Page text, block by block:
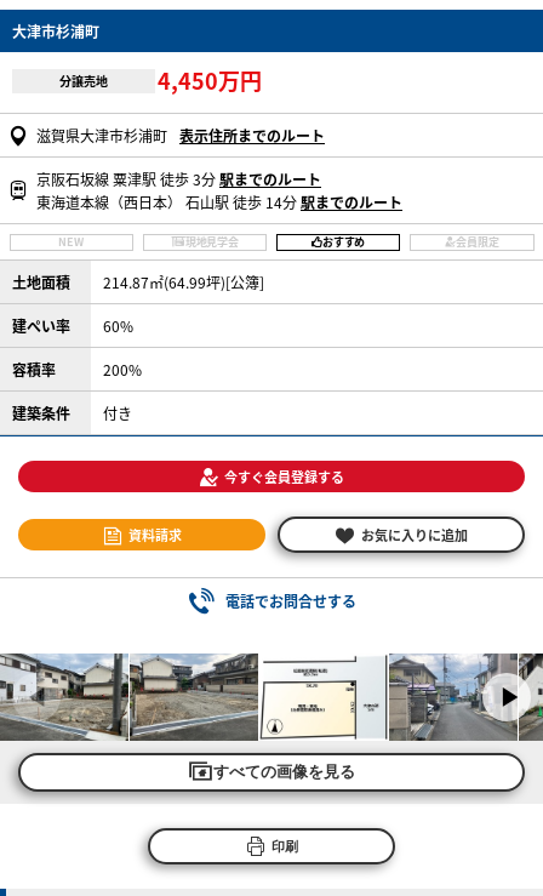
大津市杉浦町
分譲売地 4,450万円
滋賀県大津市杉浦町 表示住所までのルート
京阪石坂線 粟津駅 徒歩 3分駅までのルート
東海道本線（西日本） 石山駅 徒歩 14分駅までのルート
NEW 現地見学会 おすすめ 会員限定
土地面積 214.87㎡(64.99坪)[公簿]
建ぺい率 60%
容積率 200%
建築条件 付き
今すぐ会員登録する
資料請求 お気に入りに追加
電話でお問合せする
すべての画像を見る
印刷